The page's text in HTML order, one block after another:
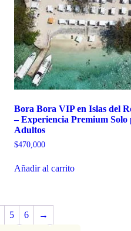
Bora Bora VIP en Islas del
– Experiencia Premium Solo
Adultos
$470,000
Añadir al carrito
5 6 →